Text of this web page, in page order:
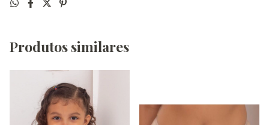
Produtos similares